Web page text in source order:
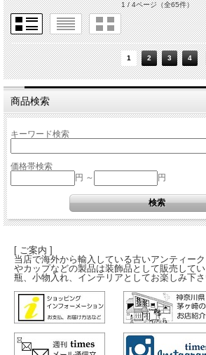
1 / 4ページ（全65件）
1 2 3 4
商品検索
キーワード検索
価格帯検索
円 ～
円
[ ご案内 ]
当店で海外から輸入している古いアンティー
やカップなどの製品は装飾品として販売して
瓶、小物入れ、インテリアとしてお楽しみ下さ